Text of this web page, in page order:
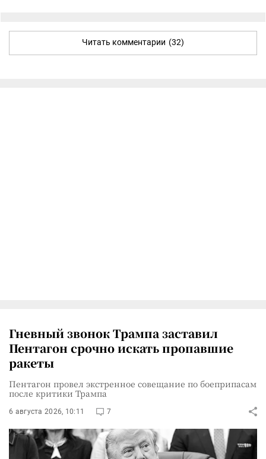
Читать комментарии (32)
Гневный звонок Трампа заставил
Пентагон срочно искать пропавшие
ракеты
Пентагон провел экстренное совещание по боеприпасам
после критики Трампа
6 августа 2026, 10:11 7